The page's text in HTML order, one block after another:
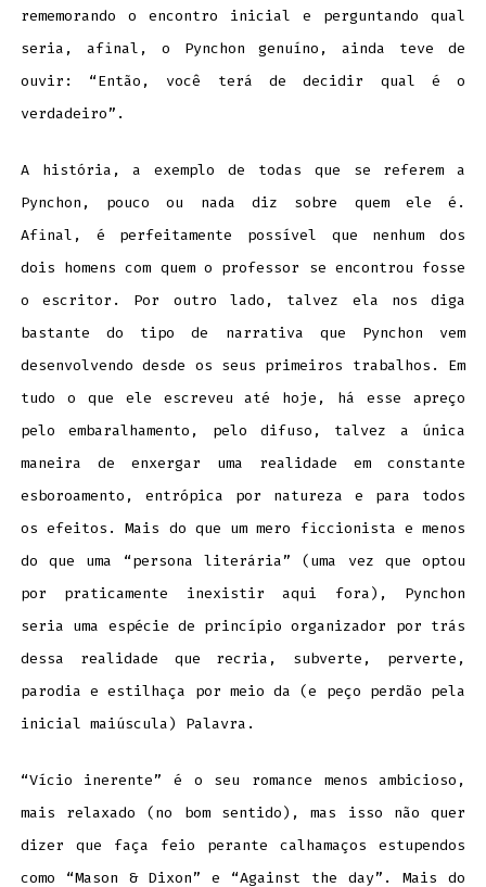
rememorando o encontro inicial e perguntando qual
seria, afinal, o Pynchon genuíno, ainda teve de
ouvir: “Então, você terá de decidir qual é o
verdadeiro”.
A história, a exemplo de todas que se referem a
Pynchon, pouco ou nada diz sobre quem ele é.
Afinal, é perfeitamente possível que nenhum dos
dois homens com quem o professor se encontrou fosse
o escritor. Por outro lado, talvez ela nos diga
bastante do tipo de narrativa que Pynchon vem
desenvolvendo desde os seus primeiros trabalhos. Em
tudo o que ele escreveu até hoje, há esse apreço
pelo embaralhamento, pelo difuso, talvez a única
maneira de enxergar uma realidade em constante
esboroamento, entrópica por natureza e para todos
os efeitos. Mais do que um mero ficcionista e menos
do que uma “persona literária” (uma vez que optou
por praticamente inexistir aqui fora), Pynchon
seria uma espécie de princípio organizador por trás
dessa realidade que recria, subverte, perverte,
parodia e estilhaça por meio da (e peço perdão pela
inicial maiúscula) Palavra.
“Vício inerente” é o seu romance menos ambicioso,
mais relaxado (no bom sentido), mas isso não quer
dizer que faça feio perante calhamaços estupendos
como “Mason & Dixon” e “Against the day”. Mais do